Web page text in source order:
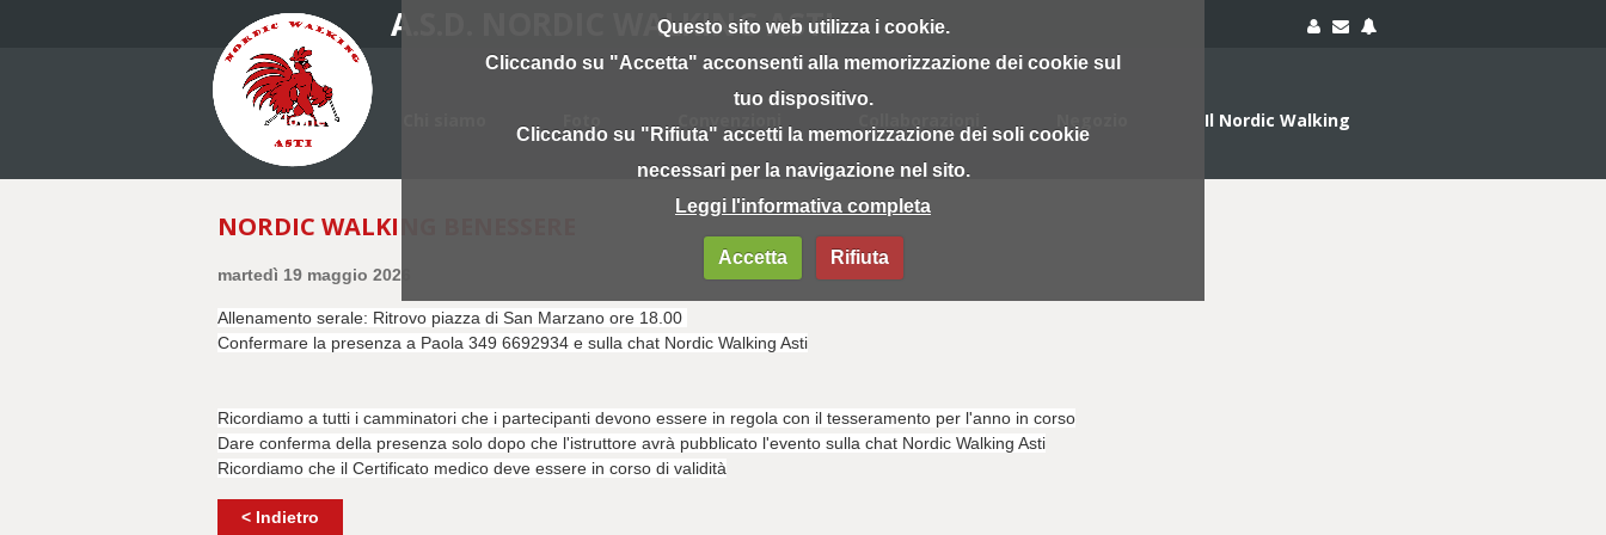
Questo sito web utilizza i cookie.
Cliccando su "Accetta" acconsenti alla memorizzazione dei cookie sul
tuo dispositivo.
Cliccando su "Rifiuta" accetti la memorizzazione dei soli cookie
necessari per la navigazione nel sito.
Leggi l'informativa completa
Accetta Rifiuta
A.S.D. NORDIC WALKING ASTI
Home Foto Convenzioni Collaborazioni Negozio Il Nordic Walking
NORDIC WALKING BENESSERE
martedì 19 maggio 2026
Allenamento serale: Ritrovo piazza di San Marzano ore 18.00
Confermare la presenza a Paola 349 6692934 e sulla chat Nordic Walking Asti
Ricordiamo a tutti i camminatori che i partecipanti devono essere in regola con il tesseramento per l'anno in corso
Dare conferma della presenza solo dopo che l'istruttore avrà pubblicato l'evento sulla chat Nordic Walking Asti
Ricordiamo che il Certificato medico deve essere in corso di validità
< Indietro